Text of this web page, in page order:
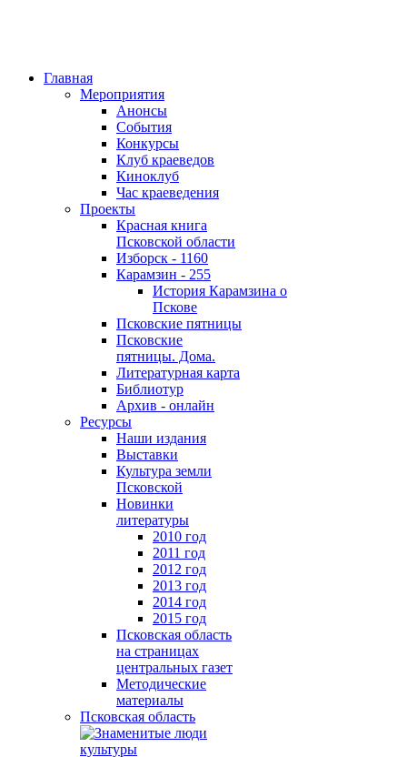
Главная
Мероприятия
Анонсы
События
Конкурсы
Клуб краеведов
Киноклуб
Час краеведения
Проекты
Красная книга
Псковской области
Изборск - 1160
Карамзин - 255
История Карамзина о
Пскове
Псковские пятницы
Псковские
пятницы. Дома.
Литературная карта
Библиотур
Архив - онлайн
Ресурсы
Наши издания
Выставки
Культура земли
Псковской
Новинки
литературы
2010 год
2011 год
2012 год
2013 год
2014 год
2015 год
Псковская область
на страницах
центральных газет
Методические
материалы
Псковская область